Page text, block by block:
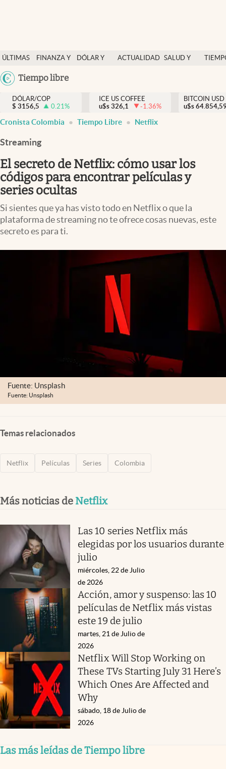
ÚLTIMAS
NOTICIAS
FINANZA Y
DÓLAR Y
ACTUALIDAD SALUD Y
México
Tiempo libre
Salud y nutrición
Vida espiritual
Actualidad
Colombia
DÓLAR/COP
$ 3156,5 0.21%
ICE US COFFEE
u$s 326,1 -1.36%
BITCOIN USD
u$s
Cronista Colombia Tiempo Libre Netflix
Streaming
El secreto de Netflix: cómo usar los
códigos para encontrar películas y
series ocultas
Si sientes que ya has visto todo en Netflix o que la
plataforma de streaming no te ofrece cosas nuevas, este
secreto es para ti.
Fuente: Unsplash
Fuente: Unsplash
Temas relacionados
Netflix Películas Series Colombia
Más noticias de Netflix
Las 10 series Netflix más
elegidas por los usuarios durante
julio
miércoles, 22 de Julio
de 2026
Acción, amor y suspenso: las 10
películas de Netflix más vistas
este 19 de julio
martes, 21 de Julio de
2026
Netflix Will Stop Working on
These TVs Starting July 31 Here’s
Which Ones Are Affected and
Why
sábado, 18 de Julio de
2026
Las más leídas de Tiempo libre